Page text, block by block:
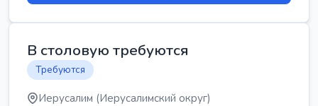
В столовую требуются
Требуются
Иерусалим (Иерусалимский округ)